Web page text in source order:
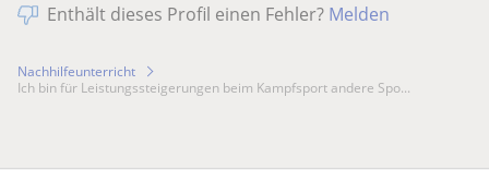
Enthält dieses Profil einen Fehler? Melden
Nachhilfeunterricht
Ich bin für Leistungssteigerungen beim Kampfsport andere Spo...